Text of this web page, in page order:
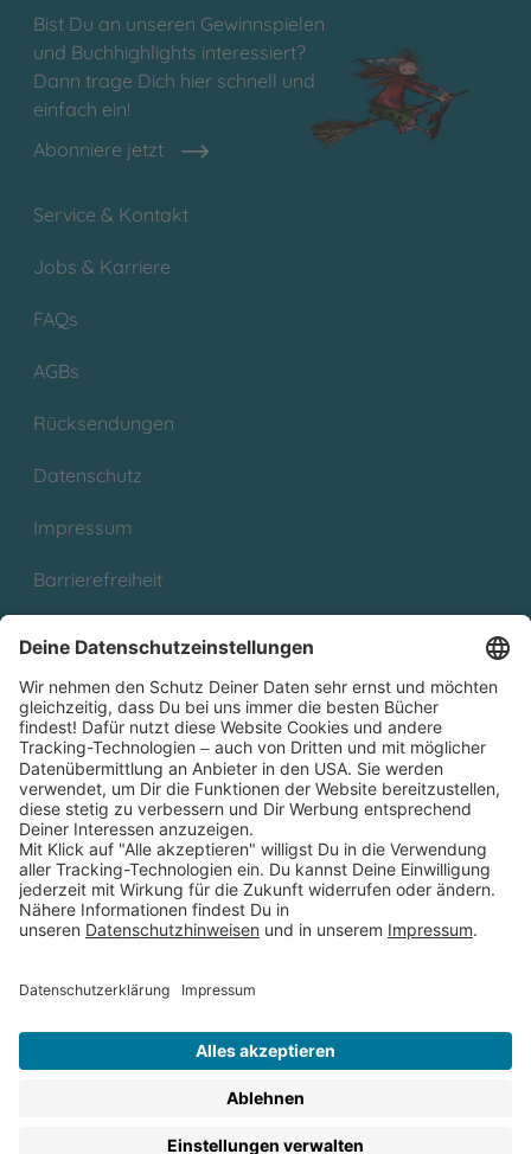
Bist Du an unseren Gewinnspielen
und Buchhighlights interessiert?
Dann trage Dich hier schnell und
einfach ein!
Abonniere jetzt
Service & Kontakt
Jobs & Karriere
FAQs
AGBs
Rücksendungen
Datenschutz
Impressum
Barrierefreiheit
Partnerprogramm (Affiliate)
Folge uns auf
* Versandkostenfrei ab 9,00 € Bestellwert innerhalb
Deutschlands
** Lieferzeit 1-3 Werktage innerhalb Deutschlands
Thienemann-Esslinger Verlag GmbH, Blumenstraße 36, D-70182